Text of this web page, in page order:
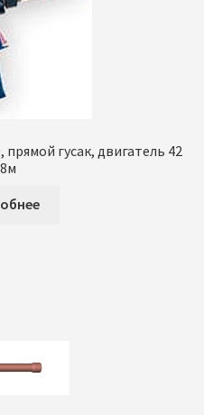
прямой гусак, двигатель 42